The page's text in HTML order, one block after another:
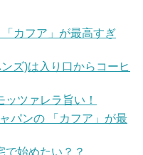
カフア」が最高すぎ
ズ)は入り口からコーヒ
ッツァレラ旨い！
パンの 「カフア」が最
で始めたい？？